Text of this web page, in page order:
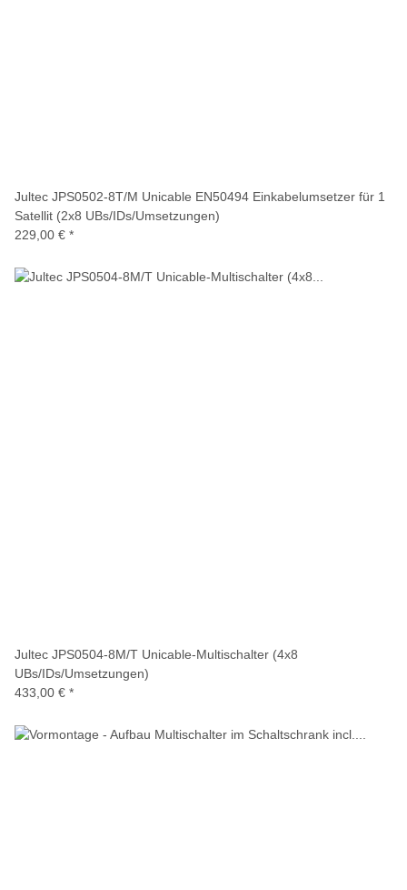
Jultec JPS0502-8T/M Unicable EN50494 Einkabelumsetzer für 1
Satellit (2x8 UBs/IDs/Umsetzungen)
229,00 € *
Jultec JPS0504-8M/T Unicable-Multischalter (4x8
UBs/IDs/Umsetzungen)
433,00 € *